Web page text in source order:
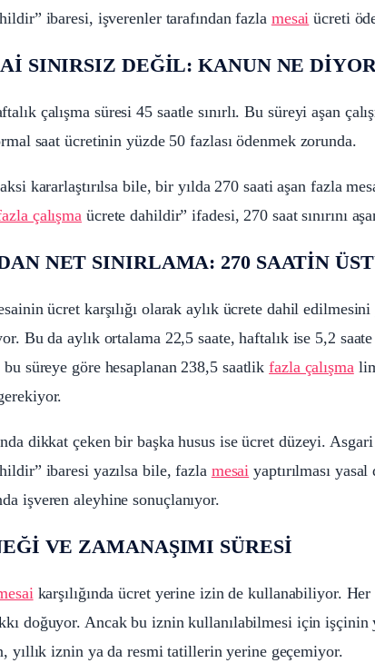
ibaresi, işverenler tarafından fazla mesai ücreti
SINIRSIZ DEĞİL: KANUN NE
çalışma süresi 45 saatle sınırlı. Bu süreyi aşan
saat ücretinin yüzde 50 fazlası ödenmek zorunda.
kararlaştırılsa bile, bir yılda 270 saati aşan fazla
çalışma ücrete dahildir” ifadesi, 270 saat sınırını
NET SINIRLAMA: 270 SAATİN
ücret karşılığı olarak aylık ücrete dahil edilmesini
Bu da aylık ortalama 22,5 saate, haftalık ise 5,2
bu süreye göre hesaplanan 238,5 saatlikfazla çalışma
dikkat çeken bir başka husus ise ücret düzeyi.
ibaresi yazılsa bile, fazla mesai yaptırılması
işveren aleyhine sonuçlanıyor.
VE ZAMANAŞIMI SÜRESİ
karşılığında ücret yerine izin de kullanabiliyor. Her
doğuyor. Ancak bu iznin kullanılabilmesi için işçinin
yıllık iznin ya da resmi tatillerin yerine geçemiyor.